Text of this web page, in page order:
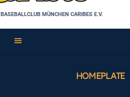
BASEBALLCLUB MÜNCHEN CARIBES E.V.
HOMEPLATE